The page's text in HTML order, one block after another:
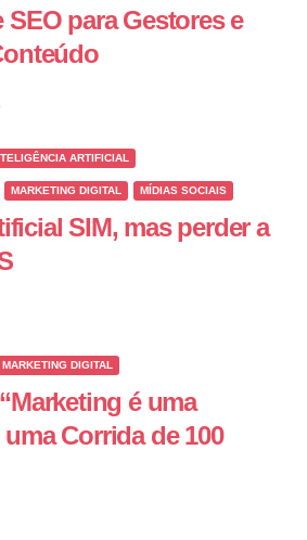
SEO para Gestores e
ARTIFICIAL
MARKETING DIGITAL MÍDIAS SOCIAIS
SIM, mas perder a
MARKETING DIGITAL
é uma
Corrida de 100